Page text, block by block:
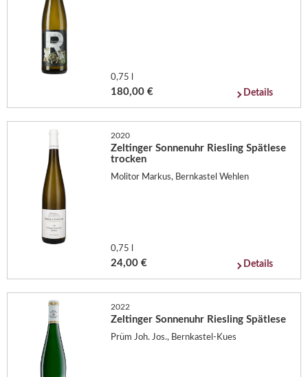
0,75 l
180,00 € Details
2020
Zeltinger Sonnenuhr Riesling Spätlese
trocken
Molitor Markus, Bernkastel Wehlen
0,75 l
24,00 € Details
2022
Zeltinger Sonnenuhr Riesling Spätlese
Prüm Joh. Jos., Bernkastel-Kues